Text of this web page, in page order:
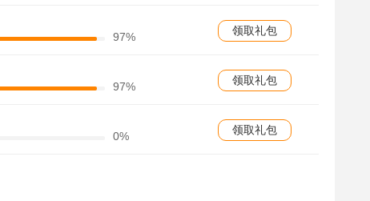
97% 领取礼包
97% 领取礼包
0% 领取礼包